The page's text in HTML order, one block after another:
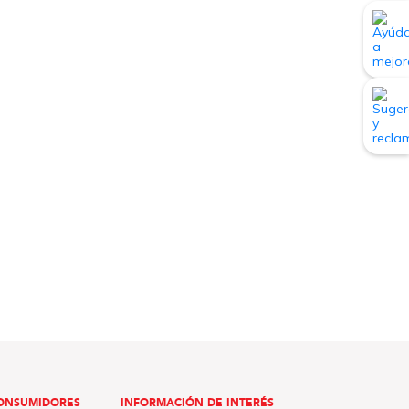
INFORMACIÓN DE INTERÉS